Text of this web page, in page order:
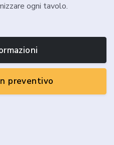
ogni tavolo.
preventivo